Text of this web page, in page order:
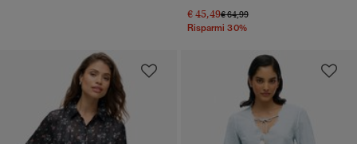
€ 45,49Prezzo ridotto da
€ 64,99a
Risparmi 30%